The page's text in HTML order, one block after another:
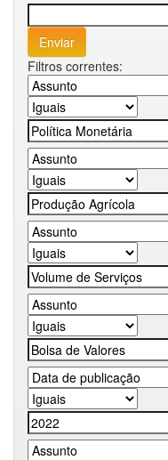
Filtros correntes: